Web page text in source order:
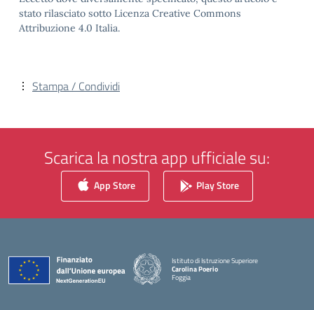
stato rilasciato sotto Licenza Creative Commons
Attribuzione 4.0 Italia.
Stampa / Condividi
Scarica la nostra app ufficiale su:
App Store Play Store
Istituto di Istruzione Superiore
Carolina Poerio
Foggia
— Visita la pagina iniziale della scuola